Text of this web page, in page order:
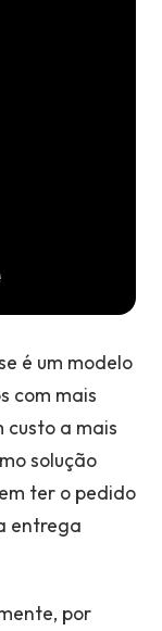
é um modelo
com mais
custo a mais
solução
ter o pedido
entrega
por